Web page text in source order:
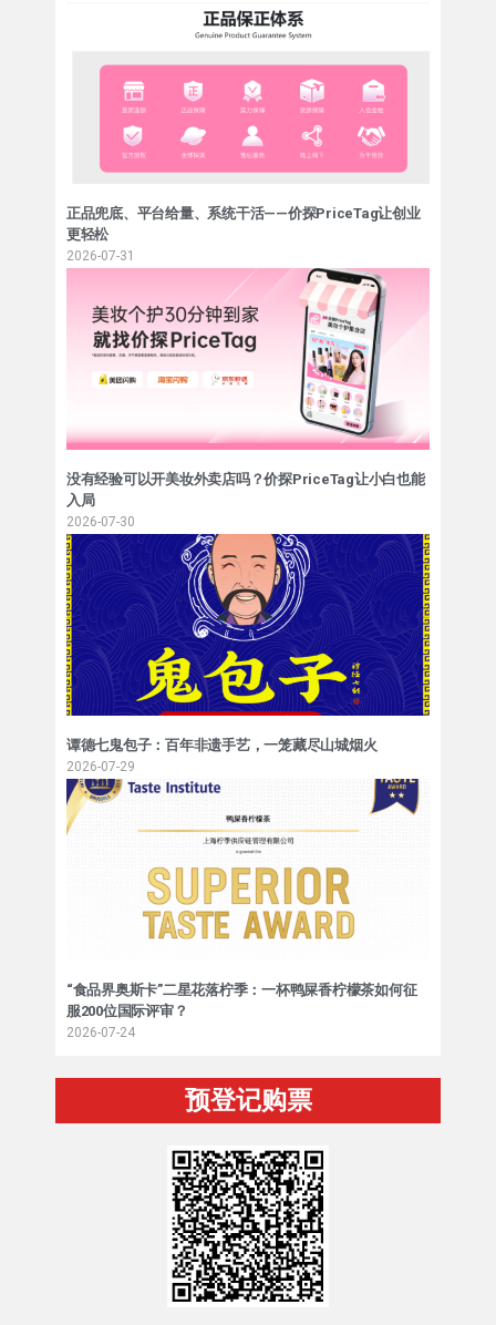
正品兜底、平台给量、系统干活——价探PriceTag让创业
更轻松
2026-07-31
没有经验可以开美妆外卖店吗？价探PriceTag让小白也能
入局
2026-07-30
谭德七鬼包子：百年非遗手艺，一笼藏尽山城烟火
2026-07-29
“食品界奥斯卡”二星花落柠季：一杯鸭屎香柠檬茶如何征
服200位国际评审？
2026-07-24
预登记购票